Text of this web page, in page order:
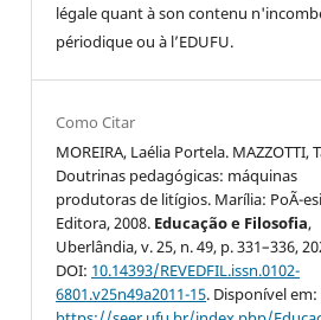
légale quant à son contenu
périodique ou à l’EDUFU.
Como Citar
MOREIRA, Laélia Portela. MAZZOTTI,
Doutrinas pedagógicas: máquinas
produtoras de litígios. Marília:
Editora, 2008. Educação e Filosofia,
Uberlândia, v. 25, n. 49, p. 331–336,
DOI: 10.14393/REVEDFIL.issn.0102-
6801.v25n49a2011-15. Disponível em: